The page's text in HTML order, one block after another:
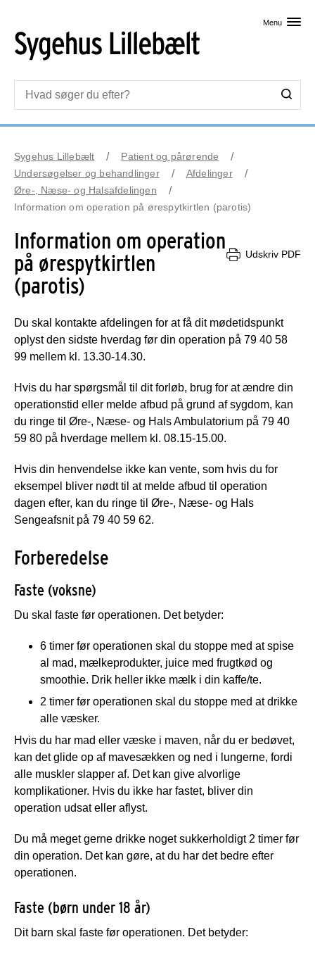
Menu
Sygehus Lillebælt
Patient og pårørende
Undersøgelser og behandlinger
Afdelinger
Øre-, Næse- og Halsafdelingen
Information om operation på ørespytkirtlen (parotis)
Information om operation
på ørespytkirtlen
(parotis)
Udskriv PDF
Du skal kontakte afdelingen for at få dit mødetidspunkt
oplyst den sidste hverdag før din operation på 79 40 58
99 mellem kl. 13.30-14.30.
Hvis du har spørgsmål til dit forløb, brug for at ændre din
operationstid eller melde afbud på grund af sygdom, kan
du ringe til Øre-, Næse- og Hals Ambulatorium på 79 40
59 80 på hverdage mellem kl. 08.15-15.00.
Hvis din henvendelse ikke kan vente, som hvis du for
eksempel bliver nødt til at melde afbud til operation
dagen efter, kan du ringe til Øre-, Næse- og Hals
Sengeafsnit på 79 40 59 62.
Forberedelse
Faste (voksne)
Du skal faste før operationen. Det betyder:
6 timer før operationen skal du stoppe med at spise
al mad, mælkeprodukter, juice med frugtkød og
smoothie. Drik heller ikke mælk i din kaffe/te.
2 timer før operationen skal du stoppe med at drikke
alle væsker.
Hvis du har mad eller væske i maven, når du er bedøvet,
kan det glide op af mavesækken og ned i lungerne, fordi
alle muskler slapper af. Det kan give alvorlige
komplikationer. Hvis du ikke har fastet, bliver din
operation udsat eller aflyst.
Du må meget gerne drikke noget sukkerholdigt 2 timer før
din operation. Det kan gøre, at du har det bedre efter
operationen.
Faste (børn under 18 år)
Dit barn skal faste før operationen. Det betyder: